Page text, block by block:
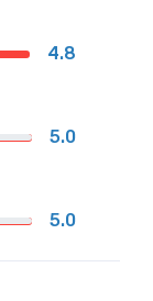
4.8
5.0
5.0